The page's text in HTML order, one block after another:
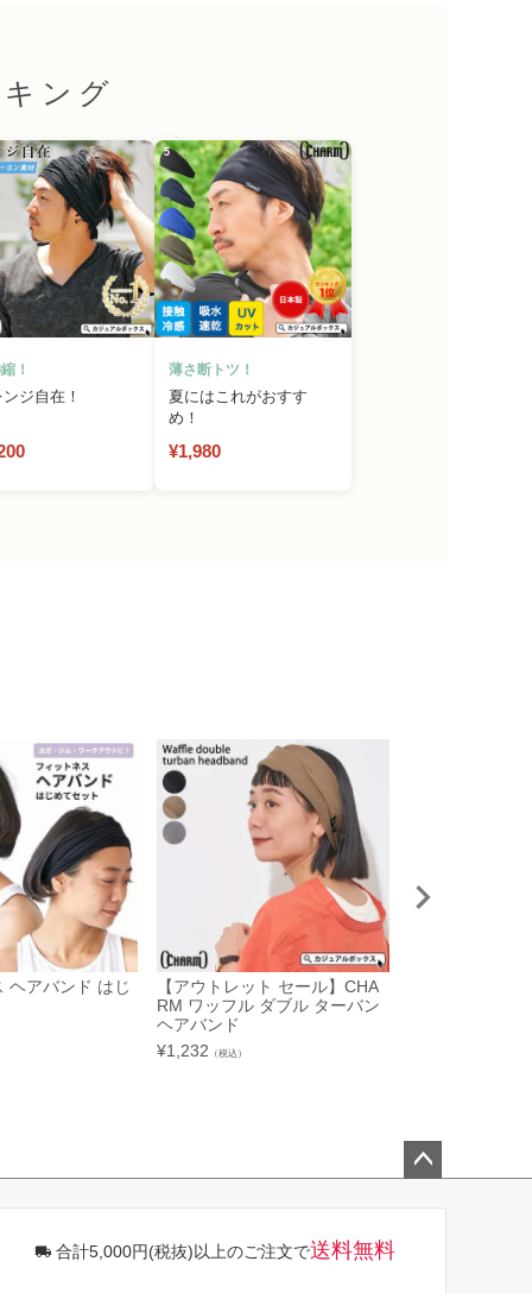
ング
！
ジ自在！
5
薄さ断トツ！
夏にはこれがおすす
め！
¥1,980
ヘアバンド はじ
【アウトレット セール】CHA
RM ワッフル ダブル ターバン
ヘアバンド
¥1,232 （税込）
合計5,000円(税抜)以上のご注文で送料無料